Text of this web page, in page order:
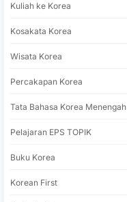
Kuliah ke Korea
Kosakata Korea
Wisata Korea
Percakapan Korea
Tata Bahasa Korea Menengah
Pelajaran EPS TOPIK
Buku Korea
Korean First